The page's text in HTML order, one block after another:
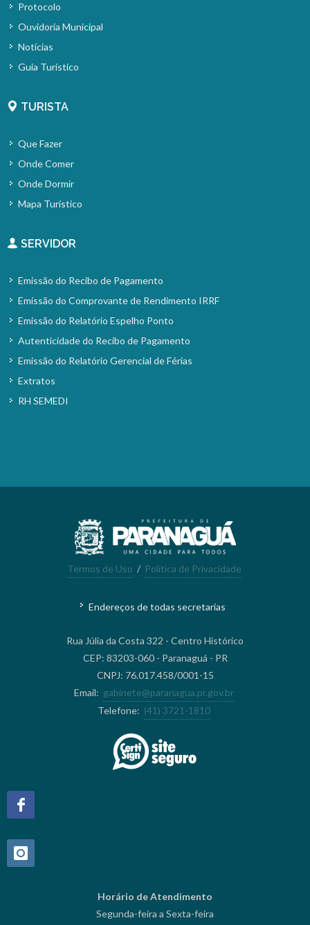
Protocolo
Ouvidoria Municipal
Notícias
Guia Turístico
TURISTA
Que Fazer
Onde Comer
Onde Dormir
Mapa Turístico
SERVIDOR
Emissão do Recibo de Pagamento
Emissão do Comprovante de Rendimento IRRF
Emissão do Relatório Espelho Ponto
Autenticidade do Recibo de Pagamento
Emissão do Relatório Gerencial de Férias
Extratos
RH SEMEDI
Termos de Uso / Política de Privacidade
Endereços de todas secretarias
Rua Júlia da Costa 322 - Centro Histórico
CEP: 83203-060 - Paranaguá - PR
CNPJ: 76.017.458/0001-15
Email: gabinete@paranagua.pr.gov.br
Telefone: (41) 3721-1810
Horário de Atendimento
Segunda-feira a Sexta-feira